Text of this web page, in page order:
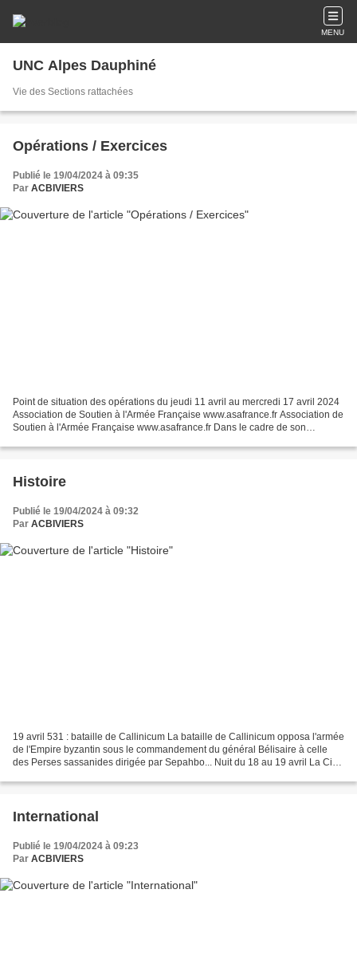
MENU
UNC Alpes Dauphiné
Vie des Sections rattachées
Opérations / Exercices
Publié le 19/04/2024 à 09:35
Par ACBIVIERS
Point de situation des opérations du jeudi 11 avril au mercredi 17 avril 2024
Association de Soutien à l'Armée Française www.asafrance.fr Association de
Soutien à l'Armée Française www.asafrance.fr Dans le cadre de son
Histoire
Publié le 19/04/2024 à 09:32
Par ACBIVIERS
19 avril 531 : bataille de Callinicum La bataille de Callinicum opposa l'armée
de l'Empire byzantin sous le commandement du général Bélisaire à celle
des Perses sassanides dirigée par Sepahbo... Nuit du 18 au 19 avril La Cie
International
Publié le 19/04/2024 à 09:23
Par ACBIVIERS